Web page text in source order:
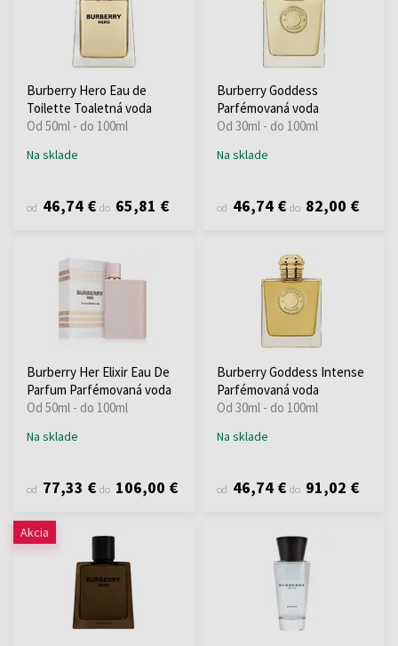
Burberry Hero Eau de
Toilette Toaletná voda
Od 50ml - do 100ml
Na sklade
od 46,74 € do 65,81 €
Burberry Goddess
Parfémovaná voda
Od 30ml - do 100ml
Na sklade
od 46,74 € do 82,00 €
Burberry Her Elixir Eau De
Parfum Parfémovaná voda
Od 50ml - do 100ml
Na sklade
od 77,33 € do 106,00 €
Burberry Goddess Intense
Parfémovaná voda
Od 30ml - do 100ml
Na sklade
od 46,74 € do 91,02 €
Akcia